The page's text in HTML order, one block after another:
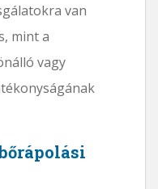
van
mint a
vagy